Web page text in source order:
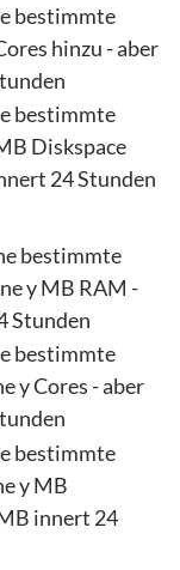
bestimmte
hinzu - aber
bestimmte
Diskspace
24 Stunden
bestimmte
y MB RAM -
Stunden
bestimmte
y Cores - aber
bestimmte
y MB
innert 24